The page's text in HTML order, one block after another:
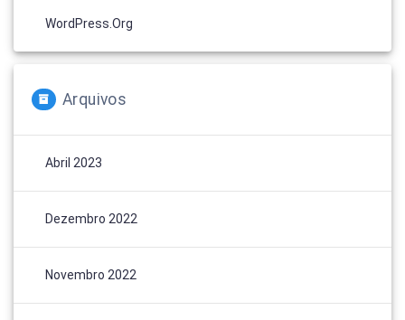
WordPress.org
Arquivos
Abril 2023
Dezembro 2022
Novembro 2022